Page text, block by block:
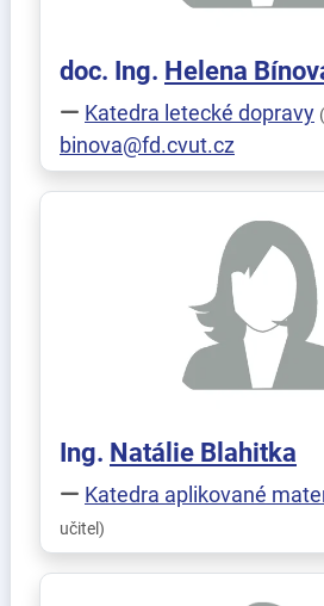
doc. Ing. Helena
Katedra letecké dopravy
binova@fd.cvut.cz
Ing. Natálie Blahitka
Katedra aplikované
učitel)